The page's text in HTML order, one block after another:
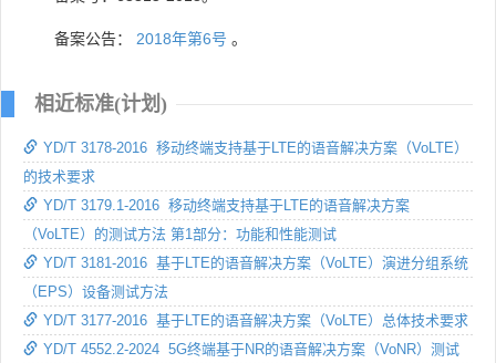
备案公告： 2018年第6号 。
相近标准(计划)
YD/T 3178-2016 移动终端支持基于LTE的语音解决方案（VoLTE）
的技术要求
YD/T 3179.1-2016 移动终端支持基于LTE的语音解决方案
（VoLTE）的测试方法 第1部分：功能和性能测试
YD/T 3181-2016 基于LTE的语音解决方案（VoLTE）演进分组系统
（EPS）设备测试方法
YD/T 3177-2016 基于LTE的语音解决方案（VoLTE）总体技术要求
YD/T 4552.2-2024 5G终端基于NR的语音解决方案（VoNR）测试